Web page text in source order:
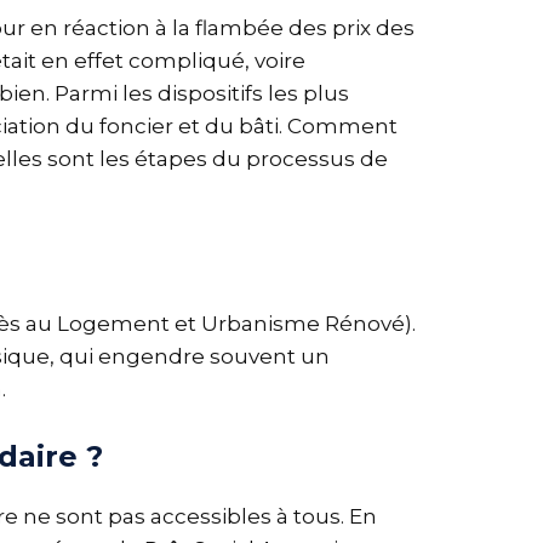
en réaction à la flambée des prix des
en effet compliqué, voire
Parmi les dispositifs les plus
du foncier et du bâti. Comment
sont les étapes du processus de
au Logement et Urbanisme Rénové).
qui engendre souvent un
?
ne sont pas accessibles à tous. En